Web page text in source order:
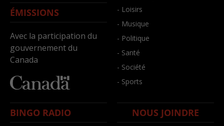
ÉMISSIONS
Avec la participation du
gouvernement du
Canada
- Loisirs
- Musique
- Politique
- Santé
- Société
- Sports
BINGO RADIO NOUS JOINDRE